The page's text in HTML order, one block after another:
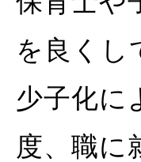
を良くし
少子化に
度、職に